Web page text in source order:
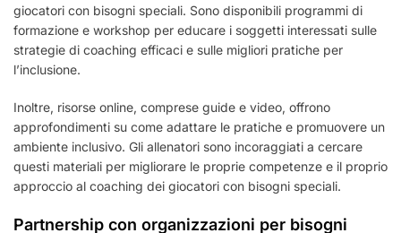
giocatori con bisogni speciali. Sono disponibili programmi di
formazione e workshop per educare i soggetti interessati sulle
strategie di coaching efficaci e sulle migliori pratiche per
l’inclusione.
Inoltre, risorse online, comprese guide e video, offrono
approfondimenti su come adattare le pratiche e promuovere un
ambiente inclusivo. Gli allenatori sono incoraggiati a cercare
questi materiali per migliorare le proprie competenze e il proprio
approccio al coaching dei giocatori con bisogni speciali.
Partnership con organizzazioni per bisogni